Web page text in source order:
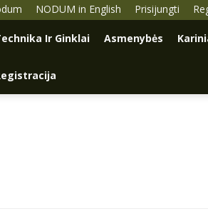
NODUM in English Prisijungti
Ir Ginklai Asmenybės